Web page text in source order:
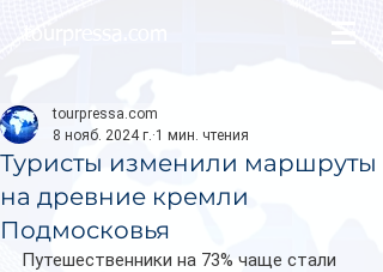
Туристы изменили маршруты
на древние кремли
Подмосковья
tourpressa.com
8 нояб. 2024 г. 1 мин. чтения
Путешественники на 73% чаще стали